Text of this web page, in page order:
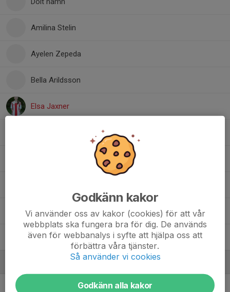
Amilina Stelin
Ayelen Zepeda
Bella Arildsson
Elsa Jaxner
Wilma Wistrand Broman
Zara Knezevic
Alvaro ZepedaAssisterande tränare
Godkänn kakor
Vi använder oss av kakor (cookies) för att vår
webbplats ska fungera bra för dig. De används
även för webbanalys i syfte att hjälpa oss att
förbättra våra tjänster.
Så använder vi cookies
Godkänn alla kakor